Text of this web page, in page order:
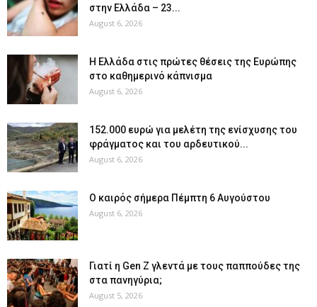
στην Ελλάδα – 23...
August 6, 2026
Η Ελλάδα στις πρώτες θέσεις της Ευρώπης
στο καθημερινό κάπνισμα
August 6, 2026
152.000 ευρώ για μελέτη της ενίσχυσης του
φράγματος και του αρδευτικού...
August 6, 2026
Ο καιρός σήμερα Πέμπτη 6 Αυγούστου
August 6, 2026
Γιατί η Gen Z γλεντά με τους παππούδες της
στα πανηγύρια;
August 5, 2026